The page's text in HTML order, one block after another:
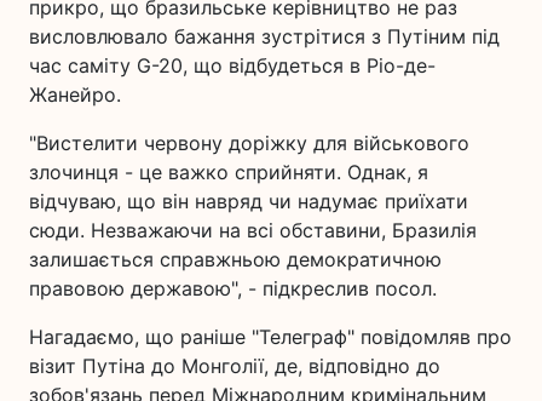
прикро, що бразильське керівництво не раз
висловлювало бажання зустрітися з Путіним під
час саміту G-20, що відбудеться в Ріо-де-
Жанейро.
"Вистелити червону доріжку для військового
злочинця - це важко сприйняти. Однак, я
відчуваю, що він навряд чи надумає приїхати
сюди. Незважаючи на всі обставини, Бразилія
залишається справжньою демократичною
правовою державою", - підкреслив посол.
Нагадаємо, що раніше "Телеграф" повідомляв про
візит Путіна до Монголії, де, відповідно до
зобов'язань перед Міжнародним кримінальним